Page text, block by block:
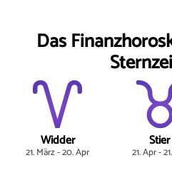
Das
Widder
21. März - 20. Apr
Stier
21. Apr -